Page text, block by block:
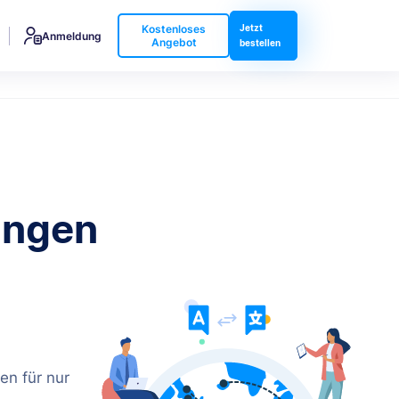
Anmeldung
Kostenloses
Angebot
Jetzt
bestellen
für nur